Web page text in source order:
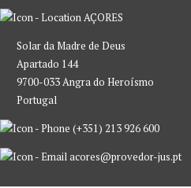
AÇORES
Solar da Madre de Deus
Apartado 144
9700-033 Angra do Heroísmo
Portugal
(+351) 213 926 600
acores@provedor-jus.pt